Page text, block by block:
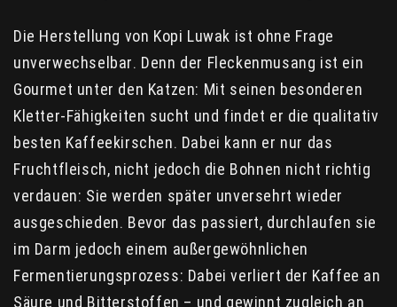
Die Herstellung von Kopi Luwak ist ohne Frage
unverwechselbar. Denn der Fleckenmusang ist ein
Gourmet unter den Katzen: Mit seinen besonderen
Kletter-Fähigkeiten sucht und findet er die qualitativ
besten Kaffeekirschen. Dabei kann er nur das
Fruchtfleisch, nicht jedoch die Bohnen nicht richtig
verdauen: Sie werden später unversehrt wieder
ausgeschieden. Bevor das passiert, durchlaufen sie
im Darm jedoch einem außergewöhnlichen
Fermentierungsprozess: Dabei verliert der Kaffee an
Säure und Bitterstoffen – und gewinnt zugleich an